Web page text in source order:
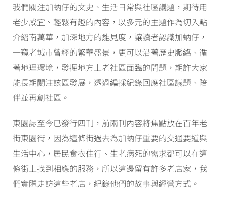
我們關注加蚋仔的文史、生活日常與社區議題，期待用
老少咸宜、輕鬆有趣的內容，以多元的主題作為切入點
介紹南萬華，加深地方的能見度，讓讀者認識加蚋仔，
一窺老城市曾經的繁華盛景，更可以沿著歷史脈絡、循
著地理環境，發掘地方上老社區面臨的問題，期許大家
能長期關注該區發展，透過編採紀錄回應社區議題、陪
伴並再創社區。
東園誌至今已發行四刊，前兩刊內容將焦點放在百年老
街東園街，因為這條街過去為加蚋仔重要的交通要道與
生活中心，居民食衣住行、生老病死的需求都可以在這
條街上找到相應的服務，所以這邊留有許多老店家，我
們實際走訪這些老店，紀錄他們的故事與經營方式。